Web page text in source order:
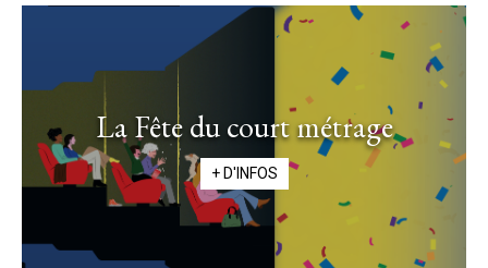
La Fête du court métrage
+ D'INFOS